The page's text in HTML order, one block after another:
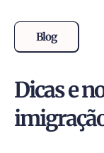
Blog
Dicas e